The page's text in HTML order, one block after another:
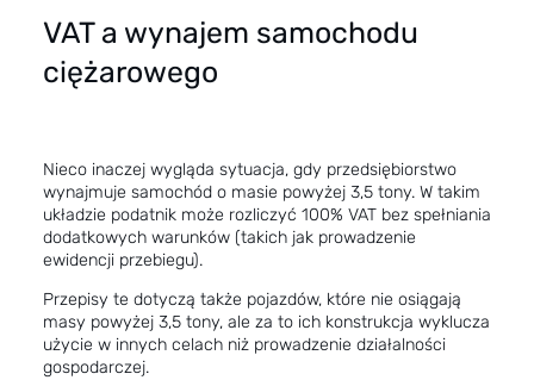
VAT a wynajem samochodu
ciężarowego
Nieco inaczej wygląda sytuacja, gdy przedsiębiorstwo
wynajmuje samochód o masie powyżej 3,5 tony. W takim
układzie podatnik może rozliczyć 100% VAT bez spełniania
dodatkowych warunków (takich jak prowadzenie
ewidencji przebiegu).
Przepisy te dotyczą także pojazdów, które nie osiągają
masy powyżej 3,5 tony, ale za to ich konstrukcja wyklucza
użycie w innych celach niż prowadzenie działalności
gospodarczej.